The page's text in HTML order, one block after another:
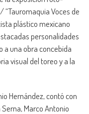
“Tauromaquia Voces de
plástico mexicano
personalidades
a una obra concebida
visual del toreo y a la
Hernández, contó con
Marco Antonio